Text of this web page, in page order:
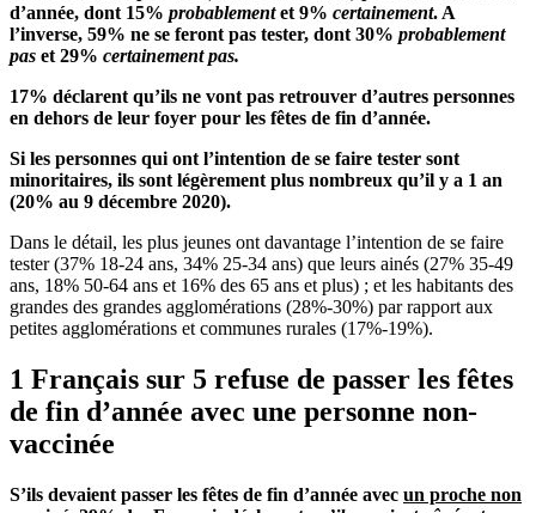
d’année, dont 15% probablementet 9% certainement. A
l’inverse, 59% ne se feront pas tester, dont 30% probablement
pas et 29% certainement pas.
17% déclarent qu’ils ne vont pas retrouver d’autres personnes
en dehors de leur foyer pour les fêtes de fin d’année.
Si les personnes qui ont l’intention de se faire tester sont
minoritaires, ils sont légèrement plus nombreux qu’il y a 1 an
(20% au 9 décembre 2020).
Dans le détail, les plus jeunes ont davantage l’intention de se faire
tester (37% 18-24 ans, 34% 25-34 ans) que leurs ainés (27% 35-49
ans, 18% 50-64 ans et 16% des 65 ans et plus) ; et les habitants des
grandes des grandes agglomérations (28%-30%) par rapport aux
petites agglomérations et communes rurales (17%-19%).
1 Français sur 5 refuse de passer les fêtes
de fin d’année avec une personne non-
vaccinée
S’ils devaient passer les fêtes de fin d’année avec un proche non